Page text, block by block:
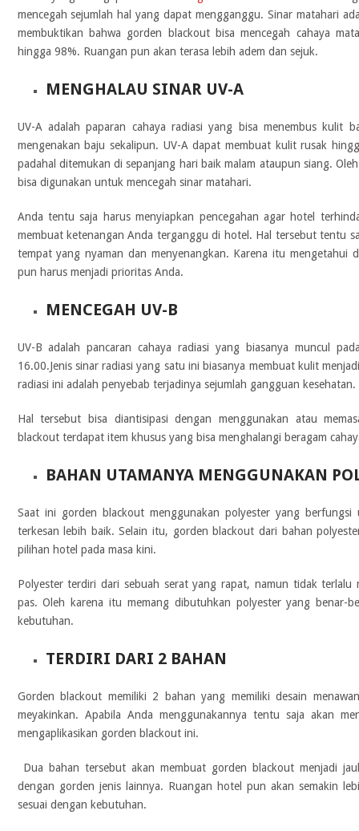
mencegah sejumlah hal yang dapat mengganggu. Sinar matahari
membuktikan bahwa gorden blackout bisa mencegah cahaya
hingga 98%. Ruangan pun akan terasa lebih adem dan sejuk.
MENGHALAU SINAR UV-A
UV-A adalah paparan cahaya radiasi yang bisa menembus kulit
mengenakan baju sekalipun. UV-A dapat membuat kulit rusak
padahal ditemukan di sepanjang hari baik malam ataupun siang.
bisa digunakan untuk mencegah sinar matahari.
Anda tentu saja harus menyiapkan pencegahan agar hotel
membuat ketenangan Anda terganggu di hotel. Hal tersebut tentu
tempat yang nyaman dan menyenangkan. Karena itu mengetahui
pun harus menjadi prioritas Anda.
MENCEGAH UV-B
UV-B adalah pancaran cahaya radiasi yang biasanya muncul
16.00.Jenis sinar radiasi yang satu ini biasanya membuat kulit
radiasi ini adalah penyebab terjadinya sejumlah gangguan kesehatan.
Hal tersebut bisa diantisipasi dengan menggunakan atau
blackout terdapat item khusus yang bisa menghalangi beragam
BAHAN UTAMANYA MENGGUNAKAN
Saat ini gorden blackout menggunakan polyester yang
terkesan lebih baik. Selain itu, gorden blackout dari bahan
pilihan hotel pada masa kini.
Polyester terdiri dari sebuah serat yang rapat, namun tidak terlalu
pas. Oleh karena itu memang dibutuhkan polyester yang benar-
kebutuhan.
TERDIRI DARI 2 BAHAN
Gorden blackout memiliki 2 bahan yang memiliki desain
meyakinkan. Apabila Anda menggunakannya tentu saja akan
mengaplikasikan gorden blackout ini.
Dua bahan tersebut akan membuat gorden blackout menjadi
dengan gorden jenis lainnya. Ruangan hotel pun akan semakin
sesuai dengan kebutuhan.